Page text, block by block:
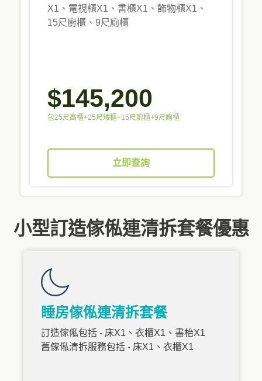
X1、電視櫃X1、書櫃X1、飾物櫃X1、
15尺廚櫃、9尺廁櫃
$145,200
包25尺高櫃+25尺矮櫃+15尺廚櫃+9尺廁櫃
立即查詢
小型訂造傢俬連清拆套餐優惠
睡房傢俬連清拆套餐
訂造傢俬包括 - 床X1、衣櫃X1、書枱X1
舊傢俬清拆服務包括 - 床X1、衣櫃X1